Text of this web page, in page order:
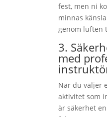
fest, men ni
minnas
genom luften
3.
med
När du väljer
aktivitet som
är säkerhet